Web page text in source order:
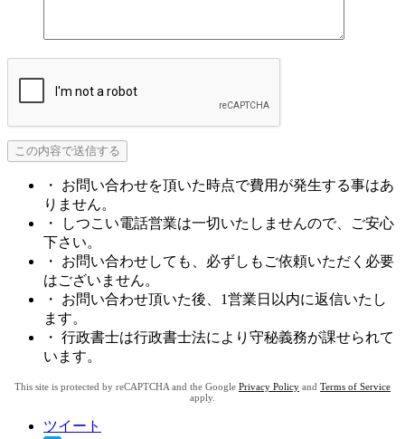
・ お問い合わせを頂いた時点で費用が発生する事はあ
りません。
・ しつこい電話営業は一切いたしませんので、ご安心
下さい。
・ お問い合わせしても、必ずしもご依頼いただく必要
はございません。
・ お問い合わせ頂いた後、1営業日以内に返信いたし
ます。
・ 行政書士は行政書士法により守秘義務が課せられて
います。
This site is protected by reCAPTCHA and the Google Privacy Policy and Terms of Service
apply.
ツイート